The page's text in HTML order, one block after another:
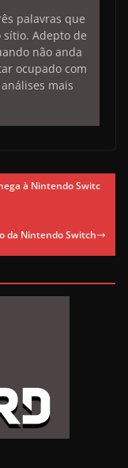
palavras que
sítio. Adepto de
não anda
ocupado com
mais
à Nintendo Switc
da Nintendo Switch